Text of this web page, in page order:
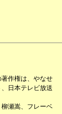
著作権は、やなせ
日本テレビ放送
柳瀬嵩、フレーベ